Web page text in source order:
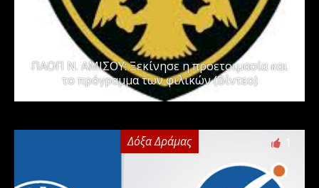
ΠΑΟΠ Ν. ΑΜΙΣΟΥ: Ξεκίνησε η προετοιμασία και
το πρόγραμμα των φιλικών (Βίντεο)
Δόξα Δράμας